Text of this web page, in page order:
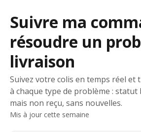
Suivre ma
résoudre un
livraison
Suivez votre colis en temps réel et
à chaque type de problème : statut
mais non reçu, sans nouvelles.
Mis à jour cette semaine